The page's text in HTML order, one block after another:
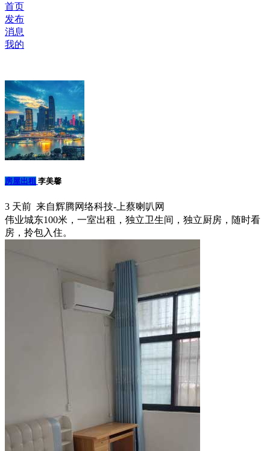
首页
发布
消息
我的
房屋出租 李美馨
3 天前 来自辉腾网络科技-上蔡喇叭网
伟业城东100米，一室出租，独立卫生间，独立厨房，随时看
房，拎包入住。